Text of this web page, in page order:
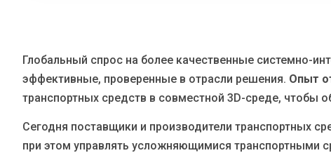
Глобальный спрос на более качественные системно-
эффективные, проверенные в отрасли решения. Опыт
транспортных средств в совместной 3D-среде, чтобы
Сегодня поставщики и производители транспортных
при этом управлять усложняющимися транспортными